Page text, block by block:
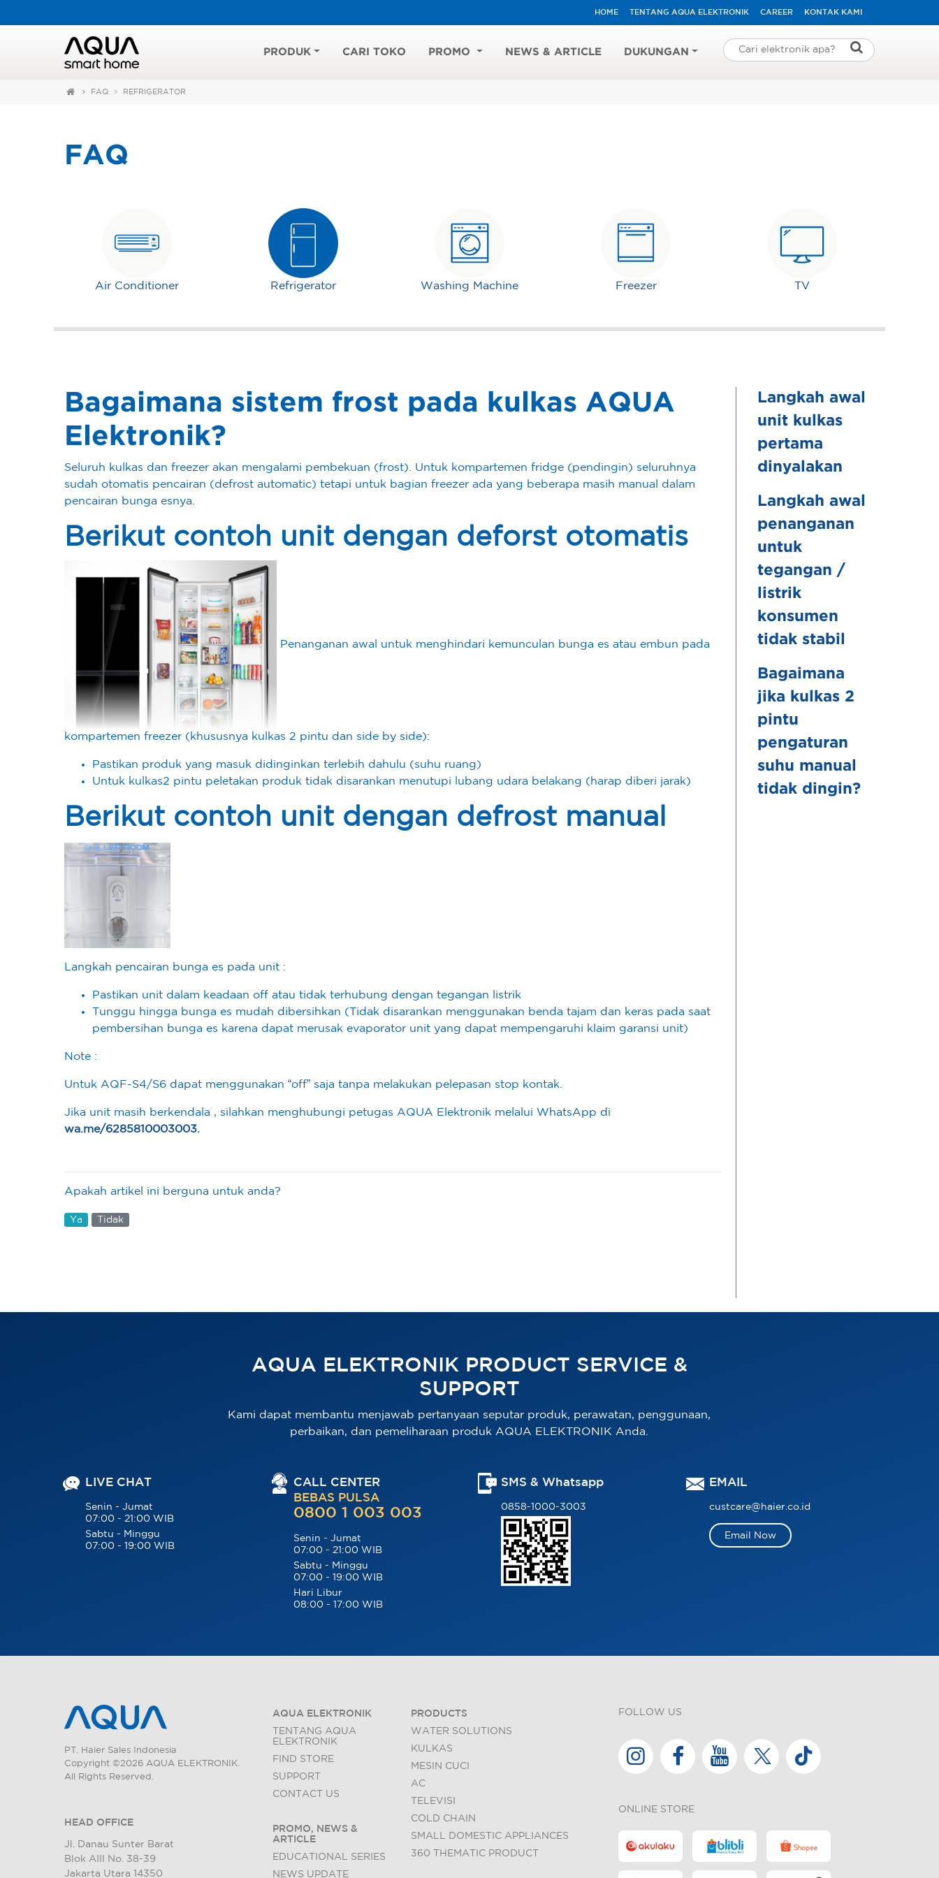
HOME TENTANG AQUA ELEKTRONIK CAREER KONTAK KAMI
PRODUK CARI TOKO PROMO NEWS & ARTICLE DUKUNGAN
FAQ REFRIGERATOR
FAQ
Air Conditioner Refrigerator Washing Machine Freezer TV
Bagaimana sistem frost pada kulkas AQUA
Elektronik?
Seluruh kulkas dan freezer akan mengalami pembekuan (frost). Untuk kompartemen fridge (pendingin) seluruhnya
sudah otomatis pencairan (defrost automatic) tetapi untuk bagian freezer ada yang beberapa masih manual dalam
pencairan bunga esnya.
Berikut contoh unit dengan deforst otomatis
Penanganan awal untuk menghindari kemunculan bunga es atau embun pada
kompartemen freezer (khususnya kulkas 2 pintu dan side by side):
Pastikan produk yang masuk didinginkan terlebih dahulu (suhu ruang)
Untuk kulkas2 pintu peletakan produk tidak disarankan menutupi lubang udara belakang (harap diberi jarak)
Berikut contoh unit dengan defrost manual
Langkah pencairan bunga es pada unit :
Pastikan unit dalam keadaan off atau tidak terhubung dengan tegangan listrik
Tunggu hingga bunga es mudah dibersihkan (Tidak disarankan menggunakan benda tajam dan keras pada saat
pembersihan bunga es karena dapat merusak evaporator unit yang dapat mempengaruhi klaim garansi unit)
Note :
Untuk AQF-S4/S6 dapat menggunakan “off” saja tanpa melakukan pelepasan stop kontak.
Jika unit masih berkendala , silahkan menghubungi petugas AQUA Elektronik melalui WhatsApp di
wa.me/6285810003003.
Apakah artikel ini berguna untuk anda?
Ya Tidak
Langkah awal
unit kulkas
pertama
dinyalakan
Langkah awal
penanganan
untuk
tegangan /
listrik
konsumen
tidak stabil
Bagaimana
jika kulkas 2
pintu
pengaturan
suhu manual
tidak dingin?
AQUA ELEKTRONIK PRODUCT SERVICE &
SUPPORT
Kami dapat membantu menjawab pertanyaan seputar produk, perawatan, penggunaan,
perbaikan, dan pemeliharaan produk AQUA ELEKTRONIK Anda.
LIVE CHAT
Senin - Jumat
07:00 - 21:00 WIB
Sabtu - Minggu
07:00 - 19:00 WIB
CALL CENTER
BEBAS PULSA
0800 1 003 003
Senin - Jumat
07:00 - 21:00 WIB
Sabtu - Minggu
07:00 - 19:00 WIB
Hari Libur
08:00 - 17:00 WIB
SMS & Whatsapp
0858-1000-3003
EMAIL
custcare@haier.co.id
Email Now
PT. Haier Sales Indonesia
Copyright ©2026 AQUA ELEKTRONIK.
All Rights Reserved.
HEAD OFFICE
Jl. Danau Sunter Barat
Blok AIII No. 38-39
Jakarta Utara 14350
AQUA ELEKTRONIK
TENTANG AQUA
ELEKTRONIK
FIND STORE
SUPPORT
CONTACT US
PROMO, NEWS &
ARTICLE
EDUCATIONAL SERIES
NEWS UPDATE
PRODUCTS
WATER SOLUTIONS
KULKAS
MESIN CUCI
AC
TELEVISI
COLD CHAIN
SMALL DOMESTIC APPLIANCES
360 THEMATIC PRODUCT
FOLLOW US
ONLINE STORE